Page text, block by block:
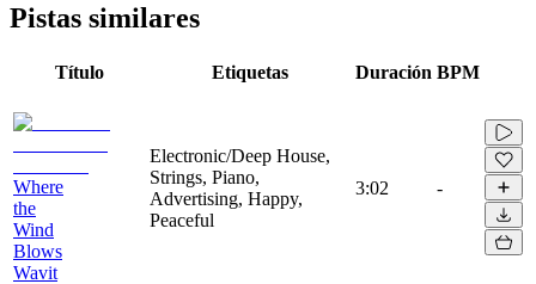
Pistas similares
Título Etiquetas Duración BPM
Where
the
Wind
Blows
Wavit
Electronic/Deep House,
Strings, Piano,
Advertising, Happy,
Peaceful
3:02 -